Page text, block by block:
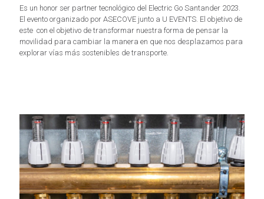
Es un honor ser partner tecnológico del Electric Go Santander 2023.
El evento organizado por ASECOVE junto a U EVENTS. El objetivo de
este con el objetivo de transformar nuestra forma de pensar la
movilidad para cambiar la manera en que nos desplazamos para
explorar vías más sostenibles de transporte.